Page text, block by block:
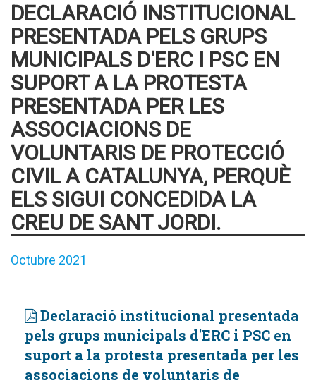
DECLARACIÓ INSTITUCIONAL
PRESENTADA PELS GRUPS
MUNICIPALS D'ERC I PSC EN
SUPORT A LA PROTESTA
PRESENTADA PER LES
ASSOCIACIONS DE
VOLUNTARIS DE PROTECCIÓ
CIVIL A CATALUNYA, PERQUÈ
ELS SIGUI CONCEDIDA LA
CREU DE SANT JORDI.
Octubre 2021
Declaració institucional presentada
pels grups municipals d'ERC i PSC en
suport a la protesta presentada per les
associacions de voluntaris de